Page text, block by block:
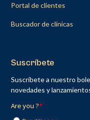
Portal de clientes
Buscador de clínicas
Suscríbete
Suscríbete a nuestro
novedades y